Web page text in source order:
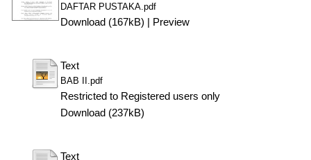
DAFTAR PUSTAKA.pdf
Download (167kB) Preview
Text
BAB II.pdf
Restricted to Registered users only
Download (237kB)
Text